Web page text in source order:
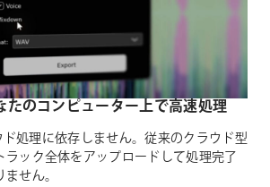
のコンピューター上で高速処理
処理に依存しません。従来のクラウド型
ラック全体をアップロードして処理完了
せん。